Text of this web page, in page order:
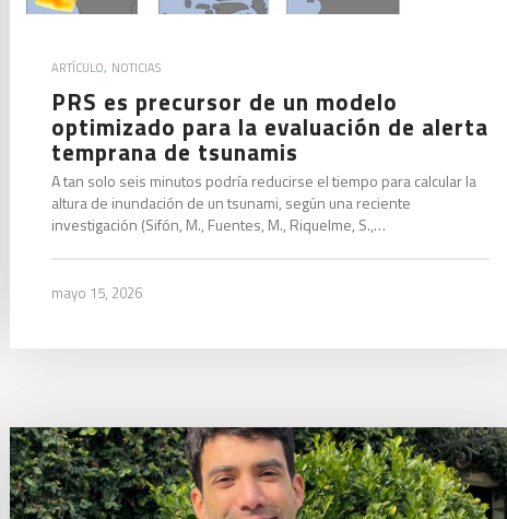
ARTÍCULO, NOTICIAS
PRS es precursor de un modelo
optimizado para la evaluación de alerta
temprana de tsunamis
A tan solo seis minutos podría reducirse el tiempo para calcular la
altura de inundación de un tsunami, según una reciente
investigación (Sifón, M., Fuentes, M., Riquelme, S.,…
mayo 15, 2026